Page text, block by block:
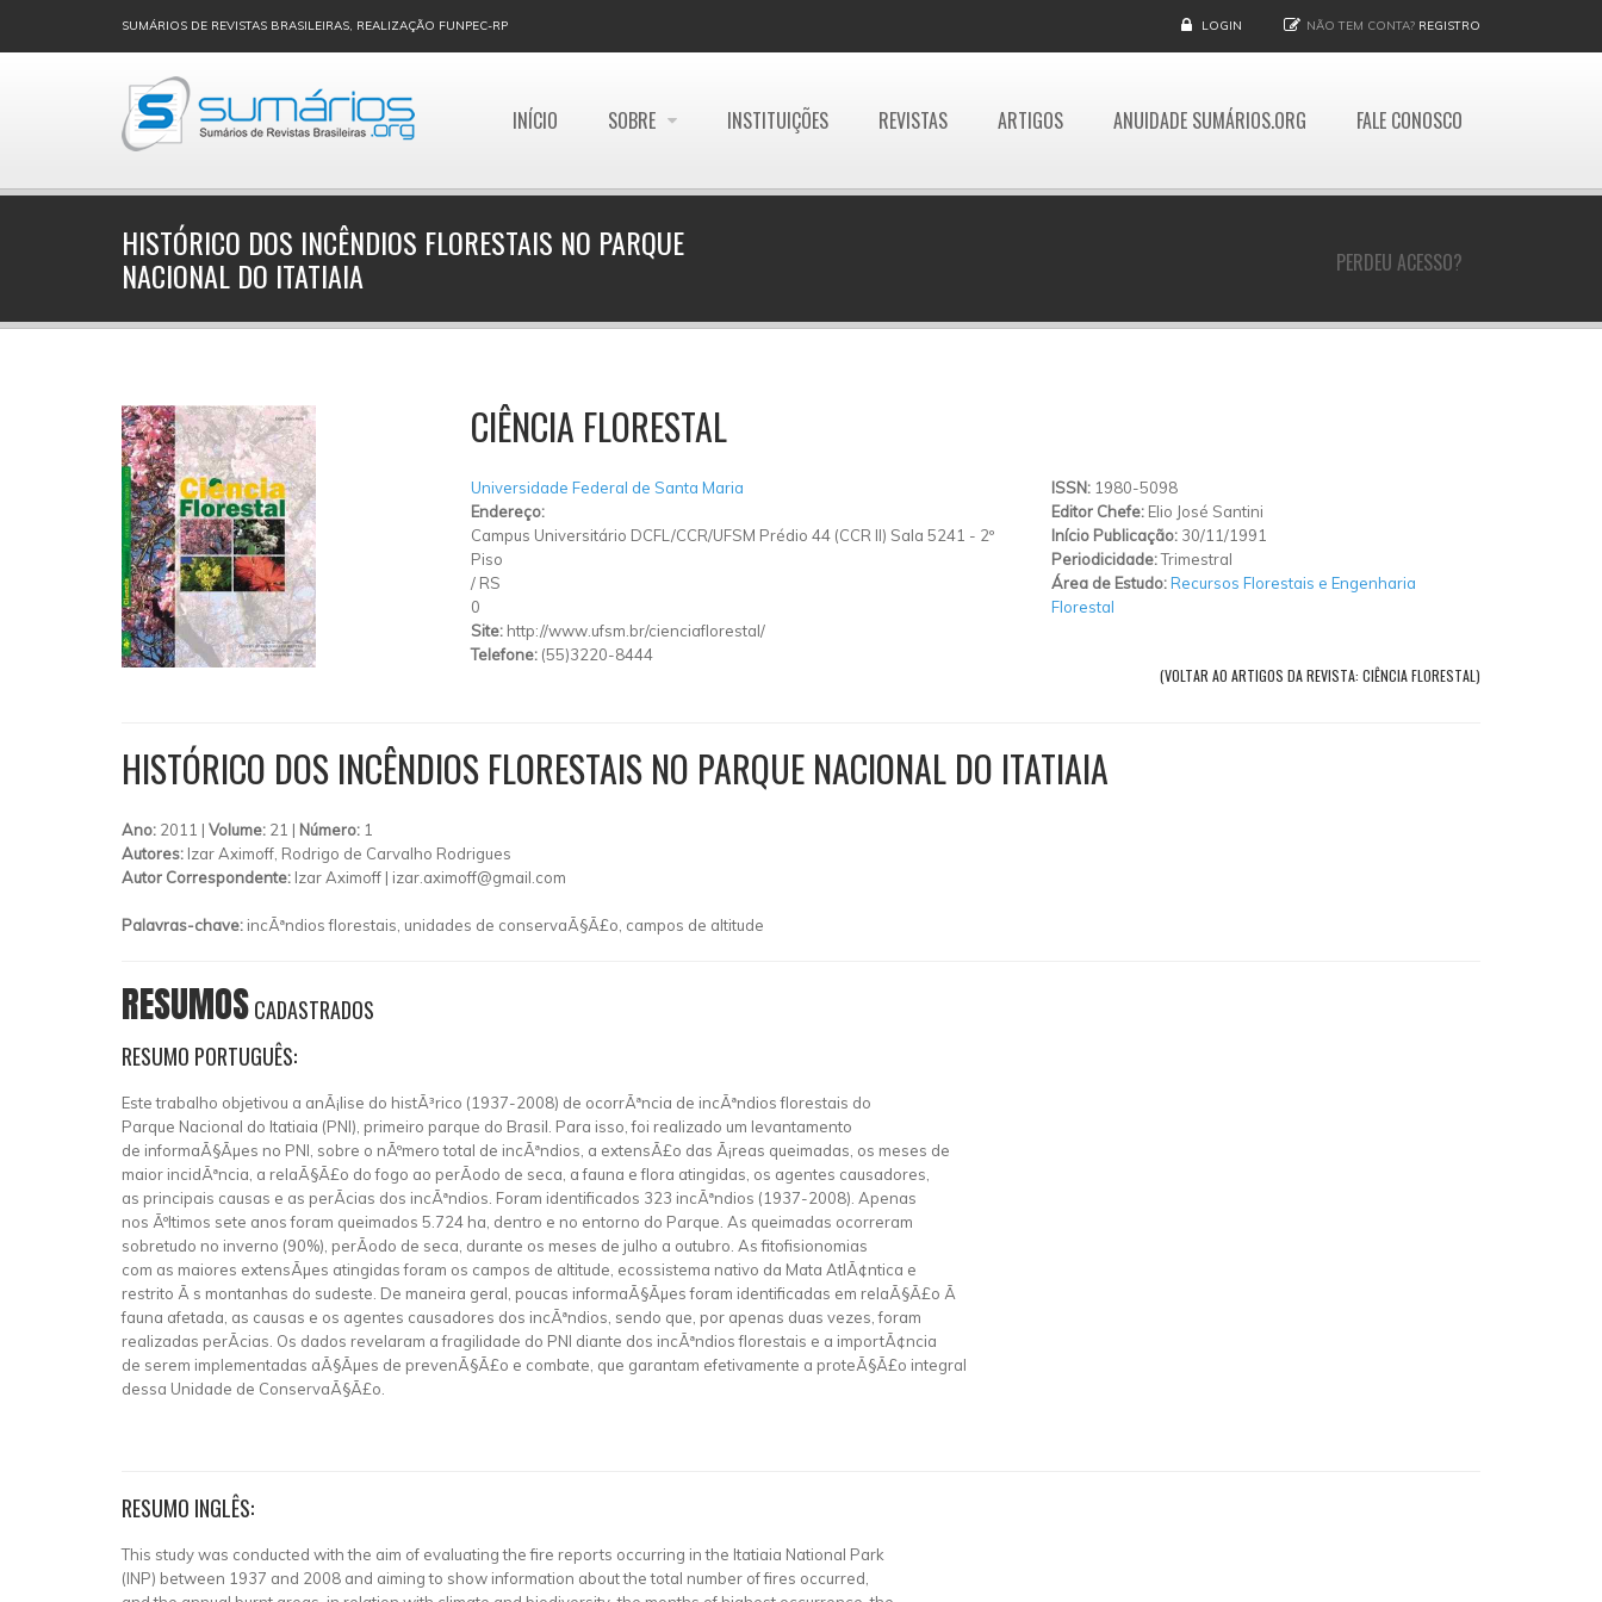
SUMÁRIOS DE REVISTAS BRASILEIRAS, REALIZAÇÃO FUNPEC-RP LOGIN NÃO TEM CONTA? REGISTRO
INÍCIO SOBRE INSTITUIÇÕES REVISTAS ARTIGOS ANUIDADE SUMÁRIOS.ORG FALE CONOSCO
PERDEU ACESSO?
HISTÓRICO DOS INCÊNDIOS FLORESTAIS NO PARQUE
NACIONAL DO ITATIAIA
CIÊNCIA FLORESTAL
Universidade Federal de Santa Maria
Endereço:
Campus Universitário DCFL/CCR/UFSM Prédio 44 (CCR II) Sala 5241 - 2º
Piso
/ RS
0
Site: http://www.ufsm.br/cienciaflorestal/
Telefone: (55)3220-8444
ISSN: 1980-5098
Editor Chefe: Elio José Santini
Início Publicação: 30/11/1991
Periodicidade:Trimestral
Área de Estudo:Recursos Florestais e Engenharia
Florestal
(VOLTAR AO ARTIGOS DA REVISTA: CIÊNCIA FLORESTAL)
HISTÓRICO DOS INCÊNDIOS FLORESTAIS NO PARQUE NACIONAL DO ITATIAIA
Ano: 2011 | Volume: 21 | Número: 1
Autores: Izar Aximoff, Rodrigo de Carvalho Rodrigues
Autor Correspondente: Izar Aximoff | izar.aximoff@gmail.com
Palavras-chave: incÃªndios florestais, unidades de conservaÃ§Ã£o, campos de altitude
RESUMOSCADASTRADOS
RESUMO PORTUGUÊS:
Este trabalho objetivou a anÃ¡lise do histÃ³rico (1937-2008) de ocorrÃªncia de incÃªndios florestais do
Parque Nacional do Itatiaia (PNI), primeiro parque do Brasil. Para isso, foi realizado um levantamento
de informaÃ§Ãµes no PNI, sobre o nÃºmero total de incÃªndios, a extensÃ£o das Ã¡reas queimadas, os meses de
maior incidÃªncia, a relaÃ§Ã£o do fogo ao perÃ­odo de seca, a fauna e flora atingidas, os agentes causadores,
as principais causas e as perÃ­cias dos incÃªndios. Foram identificados 323 incÃªndios (1937-2008). Apenas
nos Ãºltimos sete anos foram queimados 5.724 ha, dentro e no entorno do Parque. As queimadas ocorreram
sobretudo no inverno (90%), perÃ­odo de seca, durante os meses de julho a outubro. As fitofisionomias
com as maiores extensÃµes atingidas foram os campos de altitude, ecossistema nativo da Mata AtlÃ¢ntica e
restrito Ã s montanhas do sudeste. De maneira geral, poucas informaÃ§Ãµes foram identificadas em relaÃ§Ã£o Ã
fauna afetada, as causas e os agentes causadores dos incÃªndios, sendo que, por apenas duas vezes, foram
realizadas perÃ­cias. Os dados revelaram a fragilidade do PNI diante dos incÃªndios florestais e a importÃ¢ncia
de serem implementadas aÃ§Ãµes de prevenÃ§Ã£o e combate, que garantam efetivamente a proteÃ§Ã£o integral
dessa Unidade de ConservaÃ§Ã£o.
RESUMO INGLÊS:
This study was conducted with the aim of evaluating the fire reports occurring in the Itatiaia National Park
(INP) between 1937 and 2008 and aiming to show information about the total number of fires occurred,